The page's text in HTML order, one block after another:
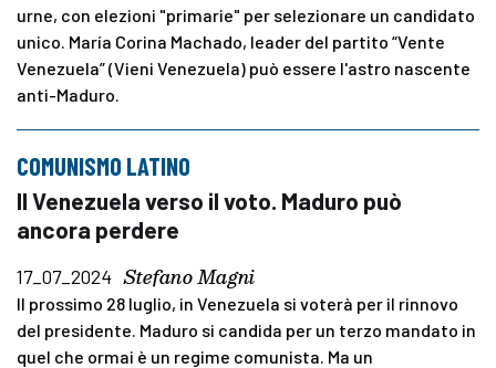
urne, con elezioni "primarie" per selezionare un candidato
unico. María Corina Machado, leader del partito “Vente
Venezuela” (Vieni Venezuela) può essere l'astro nascente
anti-Maduro.
COMUNISMO LATINO
Il Venezuela verso il voto. Maduro può
ancora perdere
17_07_2024 Stefano Magni
Il prossimo 28 luglio, in Venezuela si voterà per il rinnovo
del presidente. Maduro si candida per un terzo mandato in
quel che ormai è un regime comunista. Ma un